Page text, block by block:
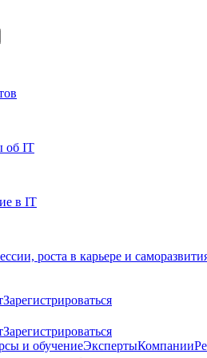
об IT
в IT
роста в карьере и
Зарегистрироваться
Зарегистрироваться
и обучениеЭкспертыКомпании